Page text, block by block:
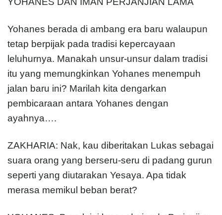
Yohanes berada di ambang era baru walaupun
tetap berpijak pada tradisi kepercayaan
leluhurnya. Manakah unsur-unsur dalam tradisi
itu yang memungkinkan Yohanes menempuh
jalan baru ini? Marilah kita dengarkan
pembicaraan antara Yohanes dengan
ayahnya….
ZAKHARIA: Nak, kau diberitakan Lukas sebagai
suara orang yang berseru-seru di padang gurun
seperti yang diutarakan Yesaya. Apa tidak
merasa memikul beban berat?